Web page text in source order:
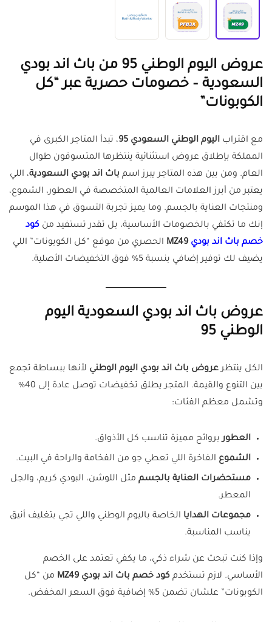
عروض اليوم الوطني 95 من باث اند بودي
السعودية – خصومات حصرية عبر “كل
الكوبونات”
مع اقتراب اليوم الوطني السعودي 95
، تبدأ المتاجر الكبرى في
المملكة بإطلاق عروض استثنائية ينتظرها المتسوقون طوال
العام. ومن بين هذه المتاجر يبرز اسم باث اند بودي السعودية، اللي
يعتبر من أبرز العلامات العالمية المتخصصة في العطور، الشموع،
ومنتجات العناية بالجسم. وما يميز تجربة التسوق في هذا الموسم
إنك ما تكتفي بالخصومات الأساسية، بل تقدر تستفيد من كود
خصم باث اند بودي
الحصري من موقع “كل الكوبونات” اللي
يضيف لك توفير إضافي بنسبة 5% فوق التخفيضات الأصلية.
عروض باث اند بودي السعودية اليوم
الوطني 95
الكل ينتظرعروض باث اند بودي اليوم الوطني لأنها ببساطة تجمع
بين التنوع والقيمة. المتجر يطلق تخفيضات توصل عادة إلى 40%
وتشمل معظم الفئات:
العطوربروائح مميزة تناسب كل الأذواق.
الشموع الفاخرة اللي تعطي جو من الفخامة والراحة في البيت.
مستحضرات العناية بالجسم مثل اللوشن، البودي كريم، والجل
المعطر.
مجموعات الهدايا الخاصة باليوم الوطني واللي تجي بتغليف أنيق
يناسب المناسبة.
وإذا كنت تبحث عن شراء ذكي، ما يكفي تعتمد على الخصم
الأساسي. لازم تستخدم كود خصم باث اند بودي MZ49
من “كل
الكوبونات” علشان تضمن 5% إضافية فوق السعر المخفض.